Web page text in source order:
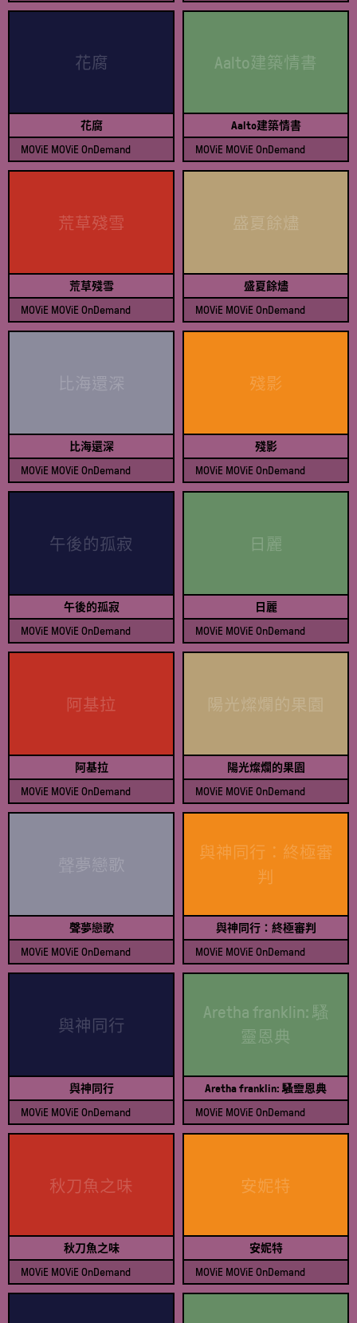
懸疑
體育
查看節目表 查看節目表
花腐
花腐
MOViE MOViE OnDemand
查看節目表
Aalto建築情書
Aalto建築情書
MOViE MOViE OnDemand
查看節目表
荒草殘雪
荒草殘雪
MOViE MOViE OnDemand
查看節目表
盛夏餘燼
盛夏餘燼
MOViE MOViE OnDemand
查看節目表
比海還深
MOViE MOViE OnDemand
查看節目表
殘影
殘影
MOViE MOViE OnDemand
查看節目表
午後的孤寂
午後的孤寂
MOViE MOViE OnDemand
查看節目表
日麗
日麗
MOViE MOViE OnDemand
查看節目表
阿基拉
阿基拉
MOViE MOViE OnDemand
查看節目表
陽光燦爛的果園
陽光燦爛的果園
MOViE MOViE OnDemand
查看節目表
聲夢戀歌
MOViE MOViE OnDemand
查看節目表
與神同行：終極審
判
與神同行：終極審判
MOViE MOViE OnDemand
查看節目表
與神同行
與神同行
MOViE MOViE OnDemand
查看節目表
Aretha franklin: 騷
靈恩典
Aretha franklin: 騷靈恩典
MOViE MOViE OnDemand
查看節目表
秋刀魚之味
秋刀魚之味
MOViE MOViE OnDemand
查看節目表
安妮特
安妮特
MOViE MOViE OnDemand
查看節目表